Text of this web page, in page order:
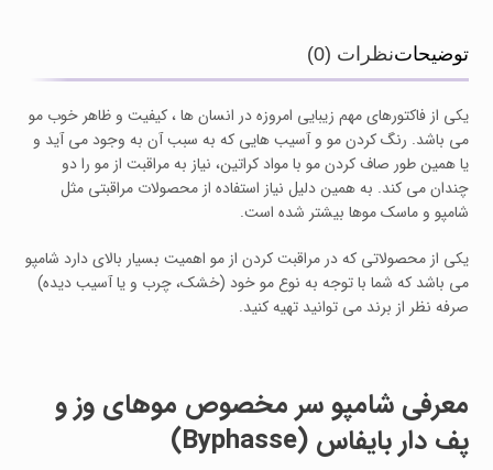
توضیحاتنظرات (0)
یکی از فاکتورهای مهم زیبایی امروزه در انسان ها ، کیفیت و ظاهر خوب مو
می باشد. رنگ کردن مو و آسیب هایی که به سبب آن به وجود می آید و
یا همین طور صاف کردن مو با مواد کراتین، نیاز به مراقبت از مو را دو
چندان می کند. به همین دلیل نیاز استفاده از محصولات مراقبتی مثل
شامپو و ماسک موها بیشتر شده است.
یکی از محصولاتی که در مراقبت کردن از مو اهمیت بسیار بالای دارد شامپو
می باشد که شما با توجه به نوع مو خود (خشک، چرب و یا آسیب دیده)
صرفه نظر از برند می توانید تهیه کنید.
معرفی شامپو سر مخصوص موهای وز و
پف دار بایفاس (Byphasse)